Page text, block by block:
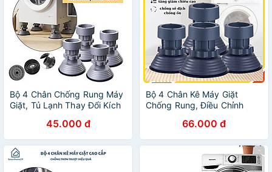
Bộ 4 Chân Chống Rung Máy
Giặt, Tủ Lạnh Thay Đổi Kích
45.000 đ
Bộ 4 Chân Kê Máy Giặt
Chống Rung, Điều Chỉnh
Máy Giặt, Máy Sấy, Hàng
chính hãng
66.000 đ